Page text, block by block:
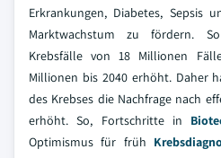
Erkrankungen, Diabetes, Sepsis
Marktwachstum zu fördern.
Krebsfälle von 18 Millionen
Millionen bis 2040 erhöht. Daher
des Krebses die Nachfrage nach
erhöht. So, Fortschritte in
Optimismus für früh